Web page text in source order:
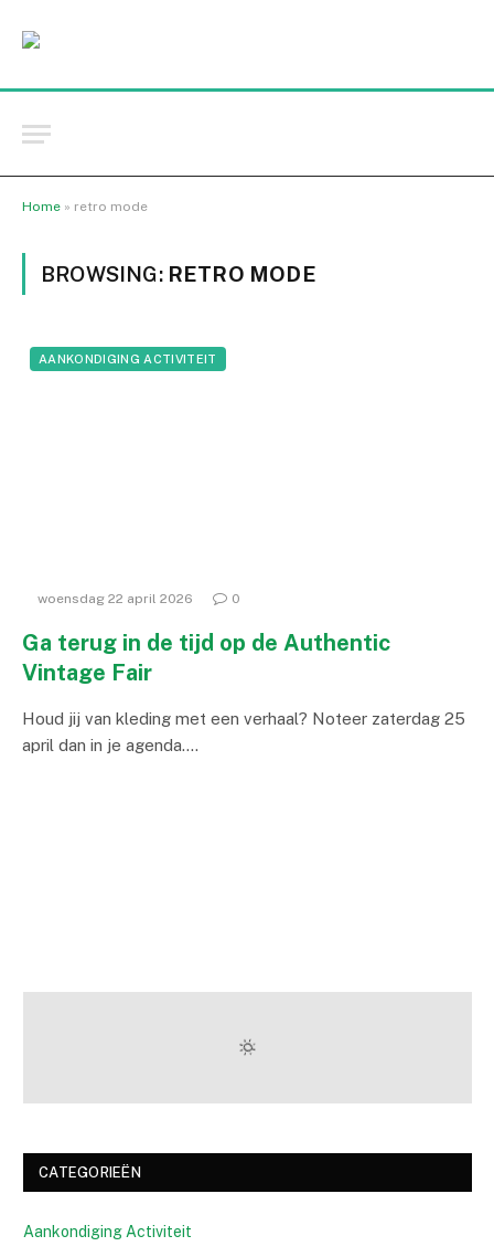
Home » retro mode
BROWSING: RETRO MODE
AANKONDIGING ACTIVITEIT
woensdag 22 april 2026 0
Ga terug in de tijd op de Authentic
Vintage Fair
Houd jij van kleding met een verhaal? Noteer zaterdag 25
april dan in je agenda.…
CATEGORIEËN
Aankondiging Activiteit